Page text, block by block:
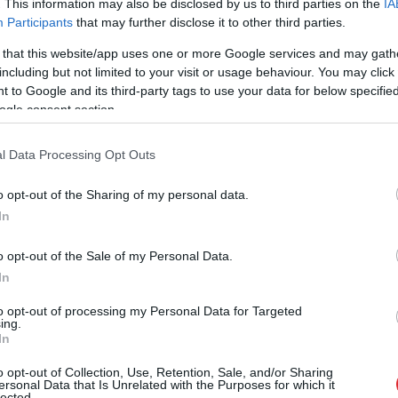
This information may also be disclosed by us to third parties on the
Participants that may further disclose it to other third parties.
that this website/app uses one or more Google services and may
but not limited to your visit or usage behaviour. You may
to Google and its third-party tags to use your data for below
consent section.
Data Processing Opt Outs
opt-out of the Sharing of my personal data.
opt-out of the Sale of my Personal Data.
opt-out of processing my Personal Data for Targeted
opt-out of Collection, Use, Retention, Sale, and/or Sharing
Data that Is Unrelated with the Purposes for which it
Vārdam” atzinies Vilnītis, kurš braucis ar
stundā”. Šajā ceļa posmā atļautais braukšanas
pārkāpuma dēļ apstādināts, sods esot tikai 20
Viņš vēl piebilda, ka tas, ka policists viņu
“ir normāli, mēs visi esam cilvēki”, vēstī